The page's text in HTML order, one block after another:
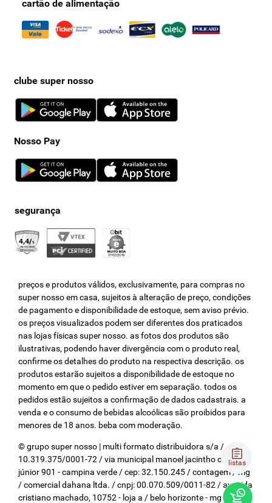
listas
cartão de alimentação
clube super nosso
Nosso Pay
preços e produtos válidos, exclusivamente, para compras no
super nosso em casa, sujeitos à alteração de preço, condições
de pagamento e disponibilidade de estoque, sem aviso prévio.
os preços visualizados podem ser diferentes dos praticados
nas lojas físicas super nosso. as fotos dos produtos são
ilustrativas, podendo haver divergência com o produto real,
confirme os detalhes do produto na respectiva descrição. os
produtos estarão sujeitos a disponibilidade de estoque no
momento em que o pedido estiver em separação. todos os
pedidos estão sujeitos a confirmação de dados cadastrais. a
venda e o consumo de bebidas alcoólicas são proibidos para
menores de 18 anos. beba com moderação.
© grupo super nosso | multi formato distribuidora s/a / cnpj:
10.319.375/0001-72 / via municipal manoel jacintho coelho
júnior 901 - campina verde / cep: 32.150.245 / contagem / mg
/ comercial dahana ltda. / cnpj: 00.070.509/0011-82 / avenida
cristiano machado, 10752 - loja a / belo horizonte - mg